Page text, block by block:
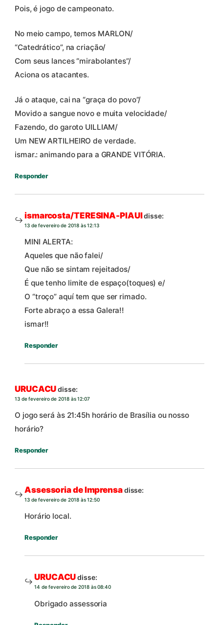
Pois, é jogo de campeonato.
No meio campo, temos MARLON/
“Catedrático”, na criação/
Com seus lances “mirabolantes”/
Aciona os atacantes.
Já o ataque, cai na “graça do povo”/
Movido a sangue novo e muita velocidade/
Fazendo, do garoto UILLIAM/
Um NEW ARTILHEIRO de verdade.
ismar.: animando para a GRANDE VITÓRIA.
Responder
ismarcosta/TERESINA-PIAUIdisse:
13 de fevereiro de 2018 às 12:13
MINI ALERTA:
Aqueles que não falei/
Que não se sintam rejeitados/
É que tenho limite de espaço(toques) e/
O “troço” aquí tem que ser rimado.
Forte abraço a essa Galera!!
ismar!!
Responder
URUCACUdisse:
13 de fevereiro de 2018 às 12:07
O jogo será às 21:45h horário de Brasília ou nosso
horário?
Responder
Assessoria de Imprensadisse:
13 de fevereiro de 2018 às 12:50
Horário local.
Responder
URUCACUdisse:
14 de fevereiro de 2018 às 08:40
Obrigado assessoria